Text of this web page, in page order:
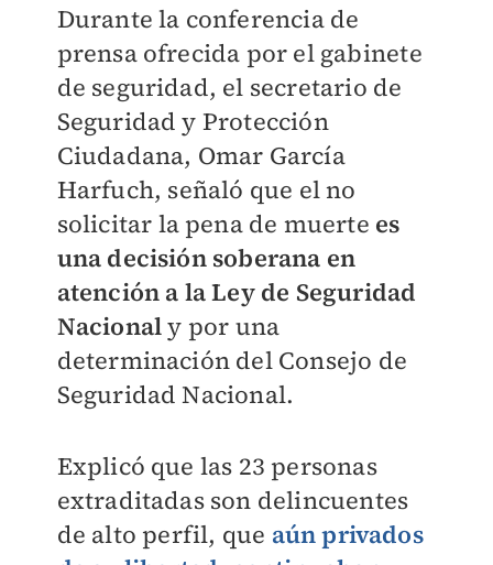
Durante la conferencia de
prensa ofrecida por el gabinete
de seguridad, el secretario de
Seguridad y Protección
Ciudadana, Omar García
Harfuch, señaló que el no
solicitar la pena de muerte es
una decisión soberana en
atención a la Ley de Seguridad
Nacionaly por una
determinación del Consejo de
Seguridad Nacional.
Explicó que las 23 personas
extraditadas son delincuentes
de alto perfil, que aún privados